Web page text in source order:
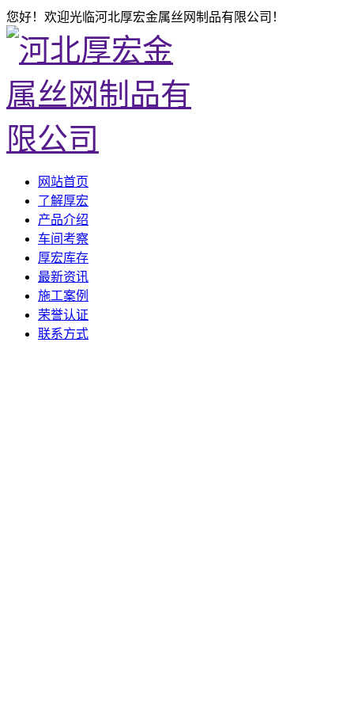
您好！欢迎光临河北厚宏金属丝网制品有限公司！
网站首页
了解厚宏
产品介绍
车间考察
厚宏库存
最新资讯
施工案例
荣誉认证
联系方式